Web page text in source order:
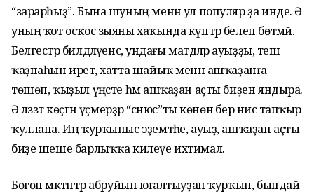
“зарарһыҙ”. Бына шуның менән ул популяр ҙа инде. Ә
уның ҡот осҡос зыяны хаҡында күптәр белеп бөтмәй.
Белгестәр билдәләүенсә, ундағы матдәләр ауыҙҙы, теш
ҡаҙнаһын иретә, хатта шайыҡ менән ашҡаҙанға
төшөп, ҡыҙыл үңәсте һәм ашҡаҙан аҫты биҙен яндыра.
Ә ләззәт көҫәгән үҫмерҙәр “снюс”ты көнөнә бер нисә тапҡыр
ҡуллана. Иң ҡурҡыныс эҙемтәһе, ауыҙ, ашҡаҙан аҫты
биҙе шеше барлыҡҡа килеүе ихтимал.
Бөгөн мәктәптәр абруйын юғалтыуҙан ҡурҡып, бындай